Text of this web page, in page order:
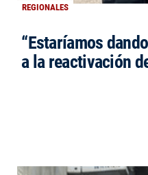
REGIONALES
“Estaríamos
a la reactivación